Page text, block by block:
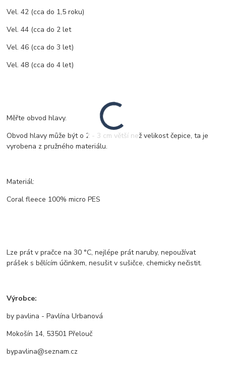
Vel. 42 (cca do 1,5 roku)
Vel. 44 (cca do 2 let
Vel. 46 (cca do 3 let)
Vel. 48 (cca do 4 let)
Měřte obvod hlavy.
Obvod hlavy může být o 2 - 3 cm větší než velikost čepice, ta je
vyrobena z pružného materiálu.
Materiál:
Coral fleece 100% micro PES
Lze prát v pračce na 30 °C, nejlépe prát naruby, nepoužívat
prášek s bělícím účinkem, nesušit v sušičce, chemicky nečistit.
Výrobce:
by pavlina - Pavlína Urbanová
Mokošín 14, 53501 Přelouč
bypavlina@seznam.cz